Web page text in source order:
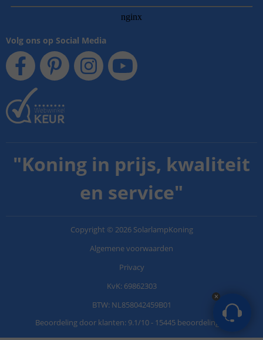
Volg ons op Social Media
"Koning in prijs, kwaliteit
en service"
Copyright © 2026 SolarlampKoning
Algemene voorwaarden
Privacy
KvK: 69862303
BTW: NL858042459B01
Beoordeling door klanten: 9.1/10- 15445 beoordelingen